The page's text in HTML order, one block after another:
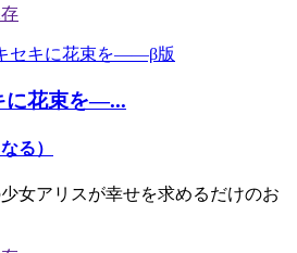
に花束を―...
る）
女アリスが幸せを求めるだけのお